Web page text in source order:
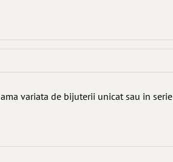
variata de bijuterii unicat sau in serie